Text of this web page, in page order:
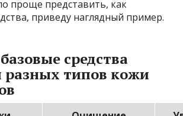
проще представить, как
приведу наглядный пример.
средства
разных типов кожи